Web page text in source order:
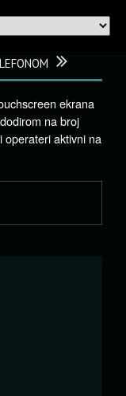
ekrana
na broj
operateri aktivni na